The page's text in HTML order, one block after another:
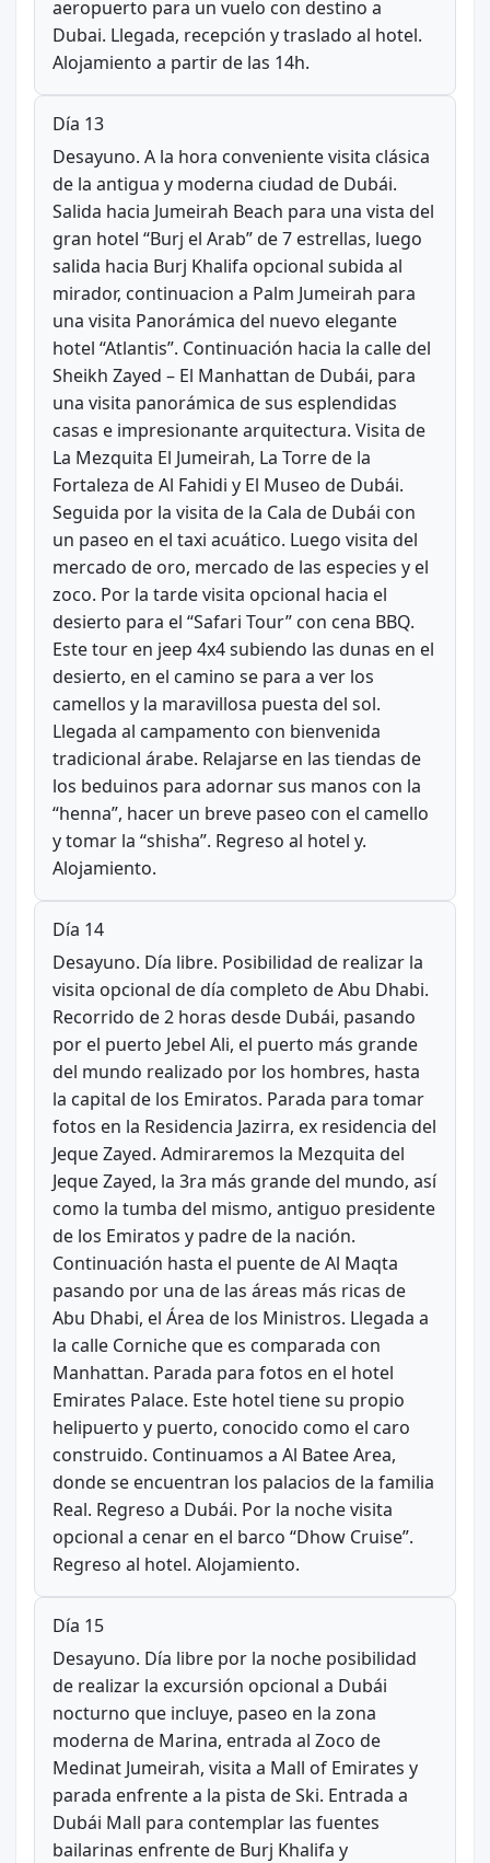
aeropuerto para un vuelo con destino a
Dubai. Llegada, recepción y traslado al hotel.
Alojamiento a partir de las 14h.
Día 13
Desayuno. A la hora conveniente visita clásica
de la antigua y moderna ciudad de Dubái.
Salida hacia Jumeirah Beach para una vista del
gran hotel “Burj el Arab” de 7 estrellas, luego
salida hacia Burj Khalifa opcional subida al
mirador, continuacion a Palm Jumeirah para
una visita Panorámica del nuevo elegante
hotel “Atlantis”. Continuación hacia la calle del
Sheikh Zayed – El Manhattan de Dubái, para
una visita panorámica de sus esplendidas
casas e impresionante arquitectura. Visita de
La Mezquita El Jumeirah, La Torre de la
Fortaleza de Al Fahidi y El Museo de Dubái.
Seguida por la visita de la Cala de Dubái con
un paseo en el taxi acuático. Luego visita del
mercado de oro, mercado de las especies y el
zoco. Por la tarde visita opcional hacia el
desierto para el “Safari Tour” con cena BBQ.
Este tour en jeep 4x4 subiendo las dunas en el
desierto, en el camino se para a ver los
camellos y la maravillosa puesta del sol.
Llegada al campamento con bienvenida
tradicional árabe. Relajarse en las tiendas de
los beduinos para adornar sus manos con la
“henna”, hacer un breve paseo con el camello
y tomar la “shisha”. Regreso al hotel y.
Alojamiento.
Día 14
Desayuno. Día libre. Posibilidad de realizar la
visita opcional de día completo de Abu Dhabi.
Recorrido de 2 horas desde Dubái, pasando
por el puerto Jebel Ali, el puerto más grande
del mundo realizado por los hombres, hasta
la capital de los Emiratos. Parada para tomar
fotos en la Residencia Jazirra, ex residencia del
Jeque Zayed. Admiraremos la Mezquita del
Jeque Zayed, la 3ra más grande del mundo, así
como la tumba del mismo, antiguo presidente
de los Emiratos y padre de la nación.
Continuación hasta el puente de Al Maqta
pasando por una de las áreas más ricas de
Abu Dhabi, el Área de los Ministros. Llegada a
la calle Corniche que es comparada con
Manhattan. Parada para fotos en el hotel
Emirates Palace. Este hotel tiene su propio
helipuerto y puerto, conocido como el caro
construido. Continuamos a Al Batee Area,
donde se encuentran los palacios de la familia
Real. Regreso a Dubái. Por la noche visita
opcional a cenar en el barco “Dhow Cruise”.
Regreso al hotel. Alojamiento.
Día 15
Desayuno. Día libre por la noche posibilidad
de realizar la excursión opcional a Dubái
nocturno que incluye, paseo en la zona
moderna de Marina, entrada al Zoco de
Medinat Jumeirah, visita a Mall of Emirates y
parada enfrente a la pista de Ski. Entrada a
Dubái Mall para contemplar las fuentes
bailarinas enfrente de Burj Khalifa y